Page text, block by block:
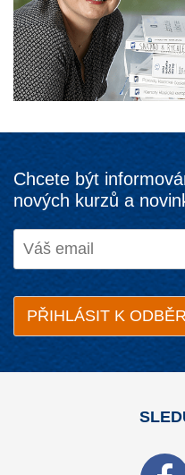
Chcete být
nových kurzů a